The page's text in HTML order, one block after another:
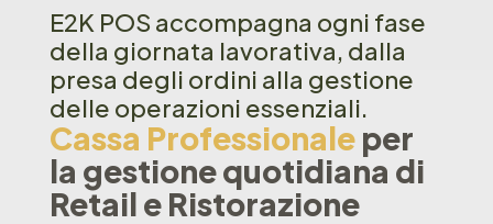
E2K POS accompagna ogni fase
della giornata lavorativa, dalla
presa degli ordini alla gestione
delle operazioni essenziali.
Cassa Professionale per
la gestione quotidiana di
Retail e Ristorazione